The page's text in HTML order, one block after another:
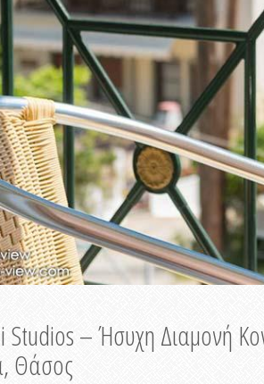
Studios – Ήσυχη Διαμονή
Θάσος